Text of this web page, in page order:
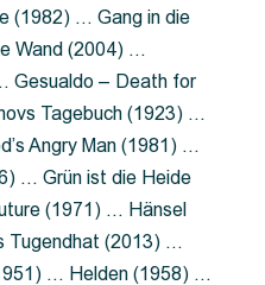
(1982) … Gang in die
Wand (2004) …
Gesualdo – Death for
Tagebuch (1923) …
Angry Man (1981) …
… Grün ist die Heide
(1971) … Hänsel
Tugendhat (2013) …
… Helden (1958) …